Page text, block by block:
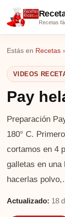
Recetas
Estás en Recetas
VIDEOS
Pay
Preparación
180° C.
cortamos en 4
galletas en
hacerlas
Actualizado: 18